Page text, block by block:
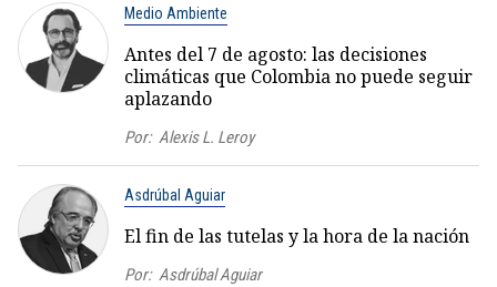
Medio Ambiente
Antes del 7 de agosto: las decisiones
climáticas que Colombia no puede seguir
aplazando
Por: Alexis L. Leroy
Asdrúbal Aguiar
El fin de las tutelas y la hora de la nación
Por: Asdrúbal Aguiar